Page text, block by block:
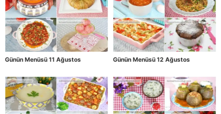
Günün Menüsü 11 Ağustos Günün Menüsü 12 Ağustos